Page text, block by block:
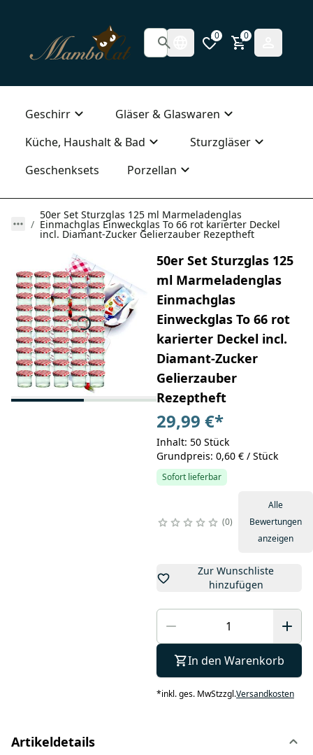
0 0
Geschirr
Gläser & Glaswaren
Küche, Haushalt & Bad
Sturzgläser
Geschenksets
Porzellan
50er Set Sturzglas 125 ml Marmeladenglas
Einmachglas Einweckglas To 66 rot karierter Deckel
incl. Diamant-Zucker Gelierzauber Rezeptheft
50er Set Sturzglas 125
ml Marmeladenglas
Einmachglas
Einweckglas To 66 rot
karierter Deckel incl.
Diamant-Zucker
Gelierzauber
Rezeptheft
29,99 €*
Inhalt: 50 Stück
Grundpreis: 0,60 € / Stück
Sofort lieferbar
0
Alle
Bewertungen
anzeigen
Zur Wunschliste
hinzufügen
In den Warenkorb
*inkl. ges. MwStzzgl.Versandkosten
Artikeldetails